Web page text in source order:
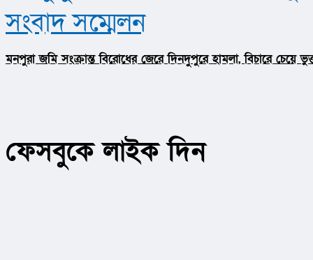
মনপুরা জমি সংক্রান্ত বিরোধের জেরে দিনদুপুরে হামলা, বিচারে চেয়ে
ফেসবুকে লাইক দিন